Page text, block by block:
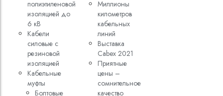
полиэтиленовой
изоляцией до
6 кВ
Кабели
силовые с
резиновой
изоляцией
Кабельные
муфты
Болтовые
Миллионы
километров
кабельных
линий
Выставка
Cabex 2021
Приятные
цены –
сомнительное
качество